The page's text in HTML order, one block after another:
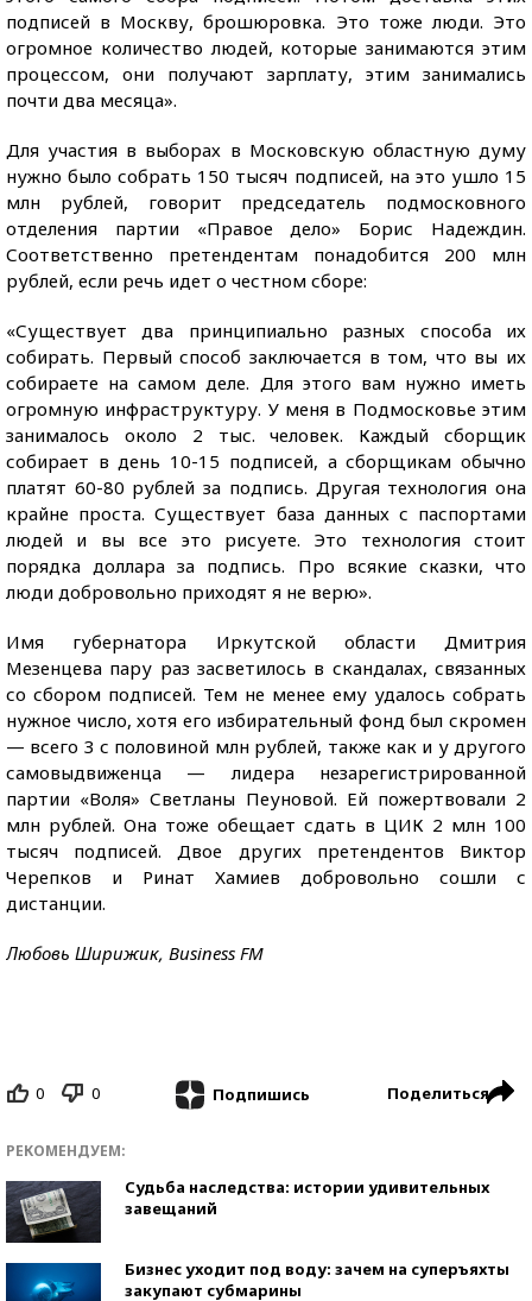
подписей в Москву, брошюровка. Это тоже люди. Это
огромное количество людей, которые занимаются этим
процессом, они получают зарплату, этим занимались
почти два месяца».
Для участия в выборах в Московскую областную думу
нужно было собрать 150 тысяч подписей, на это ушло 15
млн рублей, говорит председатель подмосковного
отделения партии «Правое дело» Борис Надеждин.
Соответственно претендентам понадобится 200 млн
рублей, если речь идет о честном сборе:
«Существует два принципиально разных способа их
собирать. Первый способ заключается в том, что вы их
собираете на самом деле. Для этого вам нужно иметь
огромную инфраструктуру. У меня в Подмосковье этим
занималось около 2 тыс. человек. Каждый сборщик
собирает в день 10-15 подписей, а сборщикам обычно
платят 60-80 рублей за подпись. Другая технология она
крайне проста. Существует база данных с паспортами
людей и вы все это рисуете. Это технология стоит
порядка доллара за подпись. Про всякие сказки, что
люди добровольно приходят я не верю».
Имя губернатора Иркутской области Дмитрия
Мезенцева пару раз засветилось в скандалах, связанных
со сбором подписей. Тем не менее ему удалось собрать
нужное число, хотя его избирательный фонд был скромен
— всего 3 с половиной млн рублей, также как и у другого
самовыдвиженца — лидера незарегистрированной
партии «Воля» Светланы Пеуновой. Ей пожертвовали 2
млн рублей. Она тоже обещает сдать в ЦИК 2 млн 100
тысяч подписей. Двое других претендентов Виктор
Черепков и Ринат Хамиев добровольно сошли с
дистанции.
Любовь Ширижик, Business FM
0 0 Подпишись Поделиться
РЕКОМЕНДУЕМ:
Судьба наследства: истории удивительных
завещаний
Бизнес уходит под воду: зачем на суперъяхты
закупают субмарины